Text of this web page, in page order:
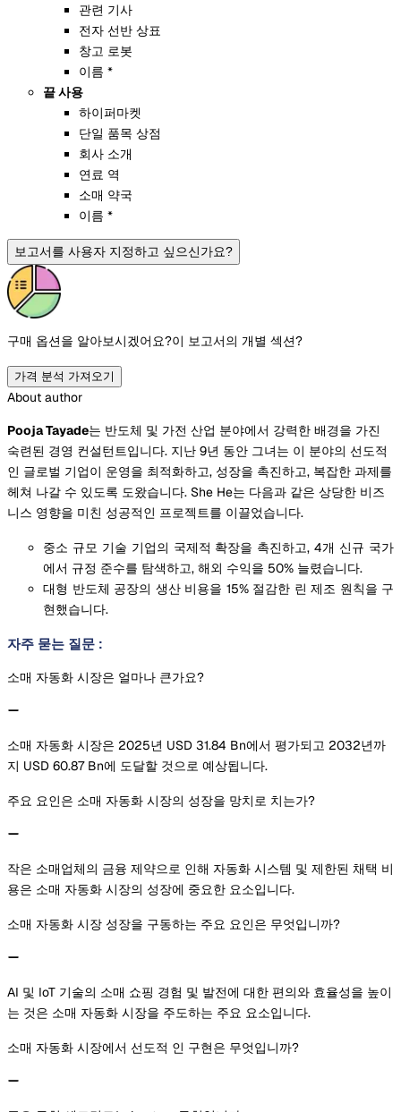
관련 기사
전자 선반 상표
창고 로봇
이름 *
끝 사용
하이퍼마켓
단일 품목 상점
회사 소개
연료 역
소매 약국
이름 *
보고서를 사용자 지정하고 싶으신가요?
구매 옵션을 알아보시겠어요?이 보고서의 개별 섹션?
가격 분석 가져오기
About author
Pooja Tayade는 반도체 및 가전 산업 분야에서 강력한 배경을 가진
숙련된 경영 컨설턴트입니다. 지난 9년 동안 그녀는 이 분야의 선도적
인 글로벌 기업이 운영을 최적화하고, 성장을 촉진하고, 복잡한 과제를
헤쳐 나갈 수 있도록 도왔습니다. She He는 다음과 같은 상당한 비즈
니스 영향을 미친 성공적인 프로젝트를 이끌었습니다.
중소 규모 기술 기업의 국제적 확장을 촉진하고, 4개 신규 국가
에서 규정 준수를 탐색하고, 해외 수익을 50% 늘렸습니다.
대형 반도체 공장의 생산 비용을 15% 절감한 린 제조 원칙을 구
현했습니다.
자주 묻는 질문 :
소매 자동화 시장은 얼마나 큰가요?
소매 자동화 시장은 2025년 USD 31.84 Bn에서 평가되고 2032년까
지 USD 60.87 Bn에 도달할 것으로 예상됩니다.
주요 요인은 소매 자동화 시장의 성장을 망치로 치는가?
작은 소매업체의 금융 제약으로 인해 자동화 시스템 및 제한된 채택 비
용은 소매 자동화 시장의 성장에 중요한 요소입니다.
소매 자동화 시장 성장을 구동하는 주요 요인은 무엇입니까?
AI 및 IoT 기술의 소매 쇼핑 경험 및 발전에 대한 편의와 효율성을 높이
는 것은 소매 자동화 시장을 주도하는 주요 요소입니다.
소매 자동화 시장에서 선도적 인 구현은 무엇입니까?